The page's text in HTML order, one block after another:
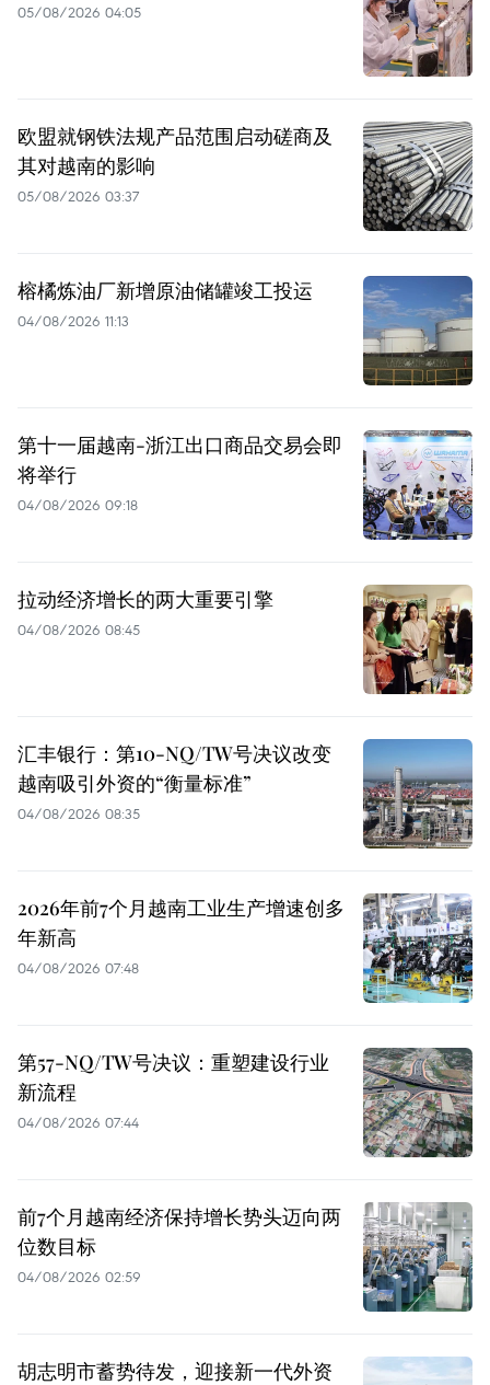
05/08/2026 04:05
欧盟就钢铁法规产品范围启动磋商及
其对越南的影响
05/08/2026 03:37
榕橘炼油厂新增原油储罐竣工投运
04/08/2026 11:13
第十一届越南-浙江出口商品交易会即
将举行
04/08/2026 09:18
拉动经济增长的两大重要引擎
04/08/2026 08:45
汇丰银行：第10-NQ/TW号决议改变
越南吸引外资的“衡量标准”
04/08/2026 08:35
2026年前7个月越南工业生产增速创多
年新高
04/08/2026 07:48
第57-NQ/TW号决议：重塑建设行业
新流程
04/08/2026 07:44
前7个月越南经济保持增长势头迈向两
位数目标
04/08/2026 02:59
胡志明市蓄势待发，迎接新一代外资